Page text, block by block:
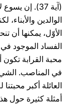
(آية 37). إن
الوالدين
الأوّل، يمكنها
الفساد الموجود
محبة القرابة
في المناصب.
العائلة أكبر
أمثلة كثيرة حول